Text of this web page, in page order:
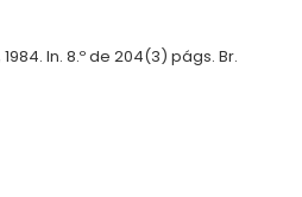
In. 8.º de 204(3) págs. Br.